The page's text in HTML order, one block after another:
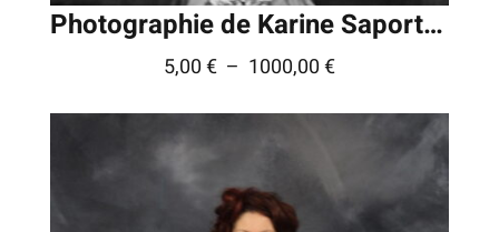
Photographie de Karine Saporta © – Série » FIFF »
5,00€ – 1000,00€Plage
1000,00 €